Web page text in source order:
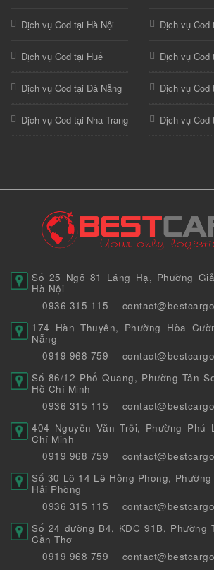
Dịch vụ Cod tại Hà Nội
Dịch vụ Cod tại Huế
Dịch vụ Cod tại Đà Nẵng
Dịch vụ Cod tại Nha Trang
Dịch vụ Cod
Dịch vụ Cod
Dịch vụ Cod
Dịch vụ Cod
Số 25 Ngõ 81 Láng Hạ, Phường
Hà Nội
0936 315 115
174 Hàn Thuyên, Phường Hòa
Nẵng
0919 968 759
Số 86/12 Phổ Quang, Phường Tân
Hồ Chí Minh
0936 315 115
404 Nguyễn Văn Trỗi, Phường Phú
Chí Minh
0919 968 759
Số 30 Lô 14 Lê Hồng Phong,
Hải Phòng
0936 315 115
Số 24 đường B4, KDC 91B, Phường
Cần Thơ
0919 968 759